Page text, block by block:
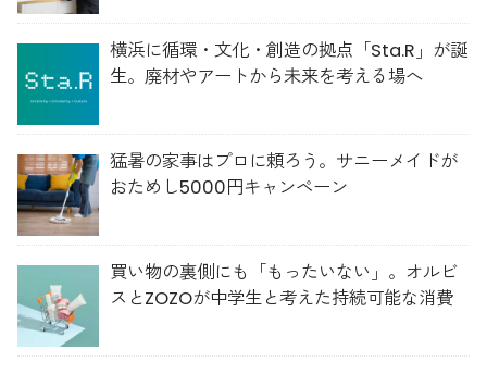
横浜に循環・文化・創造の拠点「Sta.R」が誕
生。廃材やアートから未来を考える場へ
猛暑の家事はプロに頼ろう。サニーメイドが
おためし5000円キャンペーン
買い物の裏側にも「もったいない」。オルビ
スとZOZOが中学生と考えた持続可能な消費